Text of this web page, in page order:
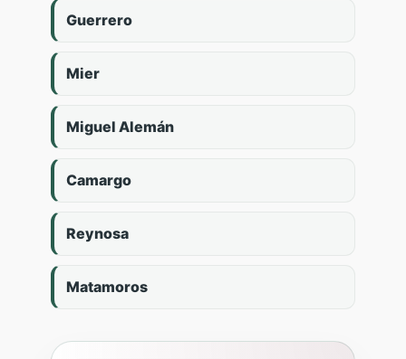
Guerrero
Mier
Miguel Alemán
Camargo
Reynosa
Matamoros